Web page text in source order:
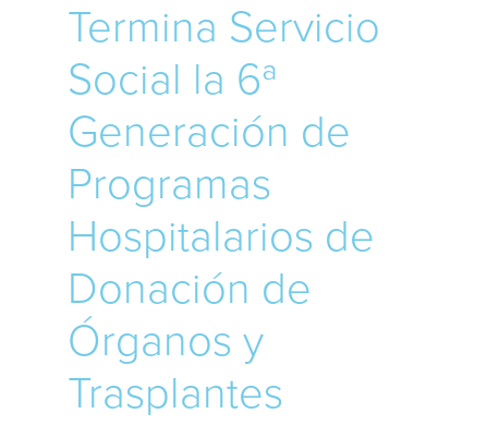
Termina Servicio
Social la 6ª
Generación de
Programas
Hospitalarios de
Donación de
Órganos y
Trasplantes